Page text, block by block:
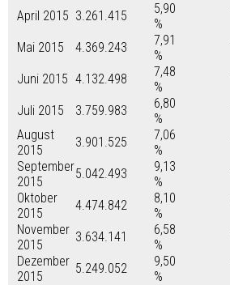
April 2015 3.261.415
5,90
%
Mai 2015
4.369.243
7,91
%
Juni 2015 4.132.498
7,48
%
Juli 2015
3.759.983
6,80
%
August
2015
3.901.525
7,06
%
September
2015
5.042.493
9,13
%
Oktober
2015
4.474.842
8,10
%
November
2015
3.634.141
6,58
%
Dezember
2015
5.249.052
9,50
%